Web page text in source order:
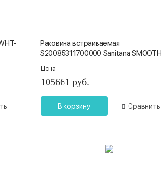
Раковина встраиваемая
S20085311700000 Sanitana
Цена
105661 руб.
В корзину Сравнить